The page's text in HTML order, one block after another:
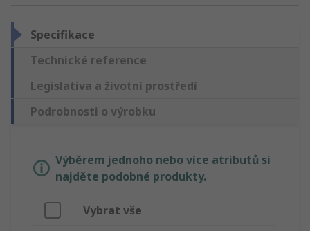
Specifikace
Technické reference
Legislativa a životní prostředí
Podrobnosti o výrobku
Výběrem jednoho nebo více atributů si
najděte podobné produkty.
Vybrat vše